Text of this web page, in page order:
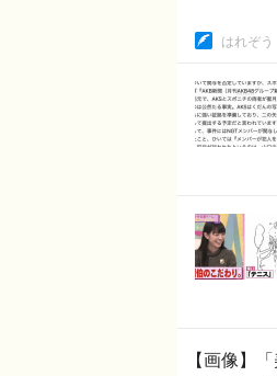
はれぞう
【画像】